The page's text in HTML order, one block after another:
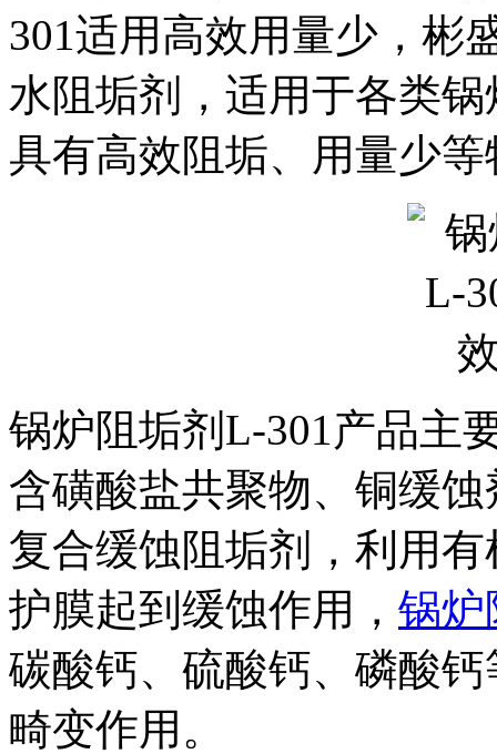
301适用高效用量少，彬
水阻垢剂，适用于各类
具有高效阻垢、用量少等
锅炉阻垢剂L-301产品主
含磺酸盐共聚物、铜缓
复合缓蚀阻垢剂，利用
护膜起到缓蚀作用， 锅炉
碳酸钙、硫酸钙、磷酸
畸变作用。